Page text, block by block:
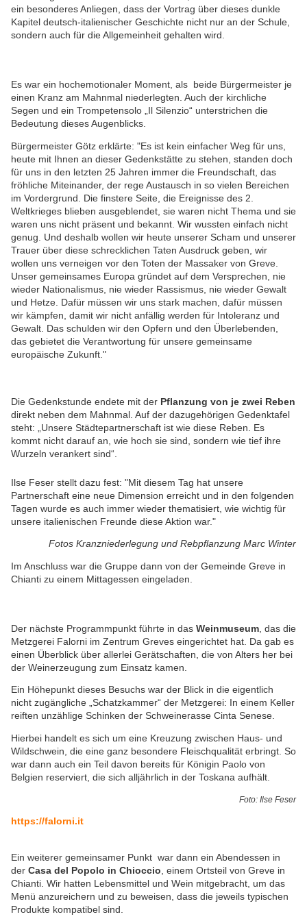
ein besonderes Anliegen, dass der Vortrag über dieses dunkle
Kapitel deutsch-italienischer Geschichte nicht nur an der Schule,
sondern auch für die Allgemeinheit gehalten wird.
Es war ein hochemotionaler Moment, als beide Bürgermeister je
einen Kranz am Mahnmal niederlegten. Auch der kirchliche
Segen und ein Trompetensolo „Il Silenzio“ unterstrichen die
Bedeutung dieses Augenblicks.
Bürgermeister Götz erklärte: "Es ist kein einfacher Weg für uns,
heute mit Ihnen an dieser Gedenkstätte zu stehen, standen doch
für uns in den letzten 25 Jahren immer die Freundschaft, das
fröhliche Miteinander, der rege Austausch in so vielen Bereichen
im Vordergrund. Die finstere Seite, die Ereignisse des 2.
Weltkrieges blieben ausgeblendet, sie waren nicht Thema und sie
waren uns nicht präsent und bekannt. Wir wussten einfach nicht
genug. Und deshalb wollen wir heute unserer Scham und unserer
Trauer über diese schrecklichen Taten Ausdruck geben, wir
wollen uns verneigen vor den Toten der Massaker von Greve.
Unser gemeinsames Europa gründet auf dem Versprechen, nie
wieder Nationalismus, nie wieder Rassismus, nie wieder Gewalt
und Hetze. Dafür müssen wir uns stark machen, dafür müssen
wir kämpfen, damit wir nicht anfällig werden für Intoleranz und
Gewalt. Das schulden wir den Opfern und den Überlebenden,
das gebietet die Verantwortung für unsere gemeinsame
europäische Zukunft."
Die Gedenkstunde endete mit der Pflanzung von je zwei Reben
direkt neben dem Mahnmal. Auf der dazugehörigen Gedenktafel
steht: „Unsere Städtepartnerschaft ist wie diese Reben. Es
kommt nicht darauf an, wie hoch sie sind, sondern wie tief ihre
Wurzeln verankert sind“.
Ilse Feser stellt dazu fest: "Mit diesem Tag hat unsere
Partnerschaft eine neue Dimension erreicht und in den folgenden
Tagen wurde es auch immer wieder thematisiert, wie wichtig für
unsere italienischen Freunde diese Aktion war."
Fotos Kranzniederlegung und Rebpflanzung Marc Winter
Im Anschluss war die Gruppe dann von der Gemeinde Greve in
Chianti zu einem Mittagessen eingeladen.
Der nächste Programmpunkt führte in das Weinmuseum , das die
Metzgerei Falorni im Zentrum Greves eingerichtet hat. Da gab es
einen Überblick über allerlei Gerätschaften, die von Alters her bei
der Weinerzeugung zum Einsatz kamen.
Ein Höhepunkt dieses Besuchs war der Blick in die eigentlich
nicht zugängliche „Schatzkammer“ der Metzgerei: In einem Keller
reiften unzählige Schinken der Schweinerasse Cinta Senese.
Hierbei handelt es sich um eine Kreuzung zwischen Haus- und
Wildschwein, die eine ganz besondere Fleischqualität erbringt. So
war dann auch ein Teil davon bereits für Königin Paolo von
Belgien reserviert, die sich alljährlich in der Toskana aufhält.
Foto: Ilse Feser
https://falorni.it
Ein weiterer gemeinsamer Punkt war dann ein Abendessen in
der Casa del Popolo in Chioccio , einem Ortsteil von Greve in
Chianti. Wir hatten Lebensmittel und Wein mitgebracht, um das
Menü anzureichern und zu beweisen, dass die jeweils typischen
Produkte kompatibel sind.